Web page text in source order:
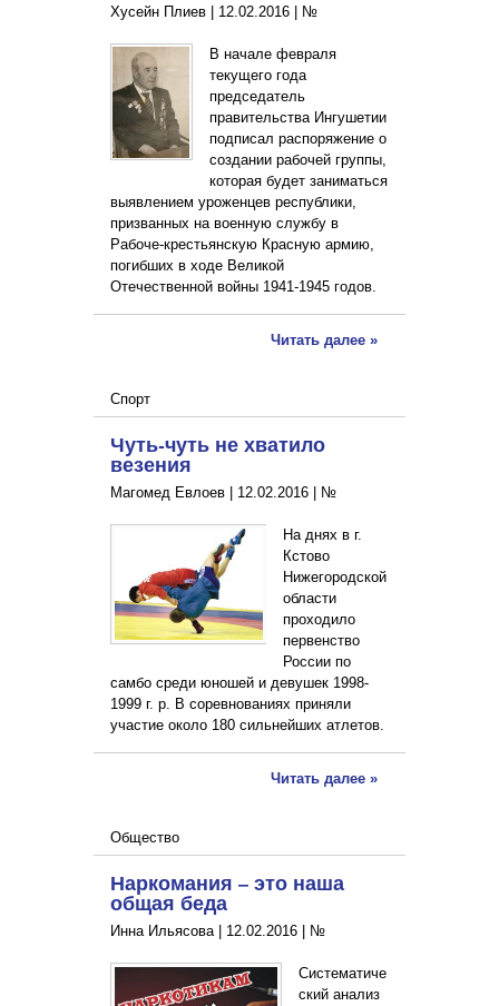
Хусейн Плиев | 12.02.2016 №
В начале февраля
текущего года
председатель
правительства Ингушетии
подписал распоряжение о
создании рабочей группы,
которая будет заниматься
выявлением уроженцев республики,
призванных на военную службу в
Рабоче-крестьянскую Красную армию,
погибших в ходе Великой
Отечественной войны 1941-1945 годов.
Читать далее »
Спорт
Чуть-чуть не хватило
везения
Магомед Евлоев | 12.02.2016 №
На днях в г.
Кстово
Нижегородской
области
проходило
первенство
России по
самбо среди юношей и девушек 1998-
1999 г. р. В соревнованиях приняли
участие около 180 сильнейших атлетов.
Читать далее »
Общество
Наркомания – это наша
общая беда
Инна Ильясова | 12.02.2016 №
Систематиче
ский анализ